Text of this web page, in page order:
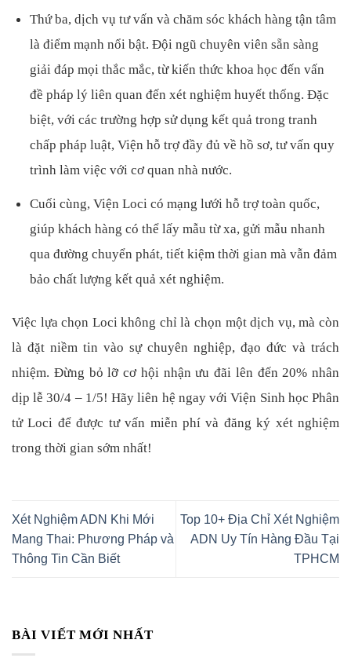
Thứ ba, dịch vụ tư vấn và chăm sóc khách hàng tận tâm
là điểm mạnh nổi bật. Đội ngũ chuyên viên sẵn sàng
giải đáp mọi thắc mắc, từ kiến thức khoa học đến vấn
đề pháp lý liên quan đến xét nghiệm huyết thống. Đặc
biệt, với các trường hợp sử dụng kết quả trong tranh
chấp pháp luật, Viện hỗ trợ đầy đủ về hồ sơ, tư vấn quy
trình làm việc với cơ quan nhà nước.
Cuối cùng, Viện Loci có mạng lưới hỗ trợ toàn quốc,
giúp khách hàng có thể lấy mẫu từ xa, gửi mẫu nhanh
qua đường chuyển phát, tiết kiệm thời gian mà vẫn đảm
bảo chất lượng kết quả xét nghiệm.
Việc lựa chọn Loci không chỉ là chọn một dịch vụ, mà còn
là đặt niềm tin vào sự chuyên nghiệp, đạo đức và trách
nhiệm. Đừng bỏ lỡ cơ hội nhận ưu đãi lên đến 20% nhân
dịp lễ 30/4 – 1/5! Hãy liên hệ ngay với Viện Sinh học Phân
tử Loci để được tư vấn miễn phí và đăng ký xét nghiệm
trong thời gian sớm nhất!
Xét Nghiệm ADN Khi Mới
Mang Thai: Phương Pháp và
Thông Tin Cần Biết
Top 10+ Địa Chỉ Xét Nghiệm
ADN Uy Tín Hàng Đầu Tại
TPHCM
BÀI VIẾT MỚI NHẤT